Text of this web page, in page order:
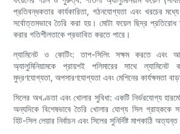
প্রতিবন্ধকতার কার্যকারিতা, গঠনযোগ্যতা এবং খরচের
সর্বোত্তমভাবে তৈরি করা হয়। মোটা ফয়েল ছিদ্র প্রতিরোধ
করার গতিশীলতাকে প্রভাবিত করতে পারে।
ল্যামিনেট ও কোটিং: তাপ-সিলিং সক্ষম করতে
অ্যালুমিনিয়ামকে প্রায়শই পলিমারের সাথে
মুদ্রণযোগ্যতা, অপসারণযোগ্যতা এবং মেশিনের কার্যক্ষমতা
সিলের অখণ্ডতা এবং খোলার সুবিধা: একটি নির্ভরযোগ্য
অন্যদিকে বিশেষভাবে তৈরি খোলার যোগ্য সিল গ্রাহককে
হিট-সিল লেয়ার নির্বাচন এবং সিলের সুনির্দিষ্ট মাপকাঠি